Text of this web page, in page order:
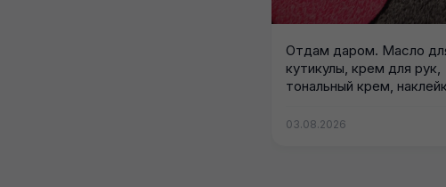
Отдам даром. Масло
кутикулы, крем для рук,
тональный крем,
03.08.2026